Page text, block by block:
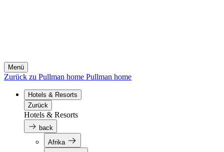
Menü
Zurück zu Pullman home Pullman home
Hotels & Resorts
Zurück
Hotels & Resorts
back
Afrika